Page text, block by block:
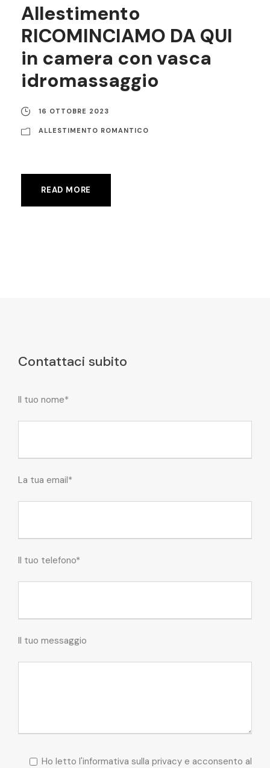
Allestimento
RICOMINCIAMO DA QUI
in camera con vasca
idromassaggio
16 OTTOBRE 2023
ALLESTIMENTO ROMANTICO
READ MORE
Contattaci subito
Il tuo nome*
La tua email*
Il tuo telefono*
Il tuo messaggio
Ho letto l'informativa sulla privacy e acconsento al